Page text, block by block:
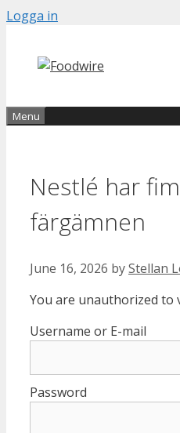
Skip
content
Logga in
Menu
Nestlé har
färgämnen
June 16, 2026 byStellan
You are unauthorized to
Username or E-mail
Password